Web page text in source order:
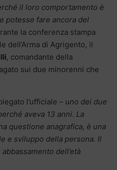
il loro comportamento è
potesse fare ancora del
la conferenza stampa
dell’Arma di Agrigento, il
, comandante della
sui due minorenni che
l’ufficiale – uno dei due
aveva 13 anni. La
questione anagrafica, è una
e sviluppo della persona. Il
dell’età